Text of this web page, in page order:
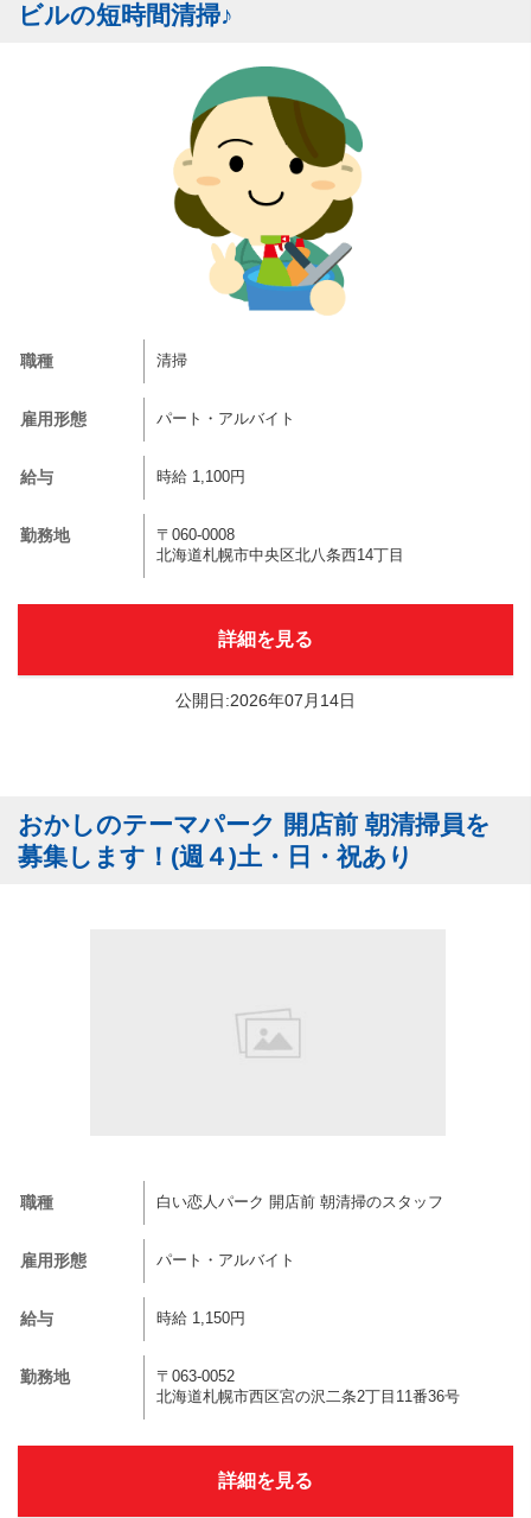
ビルの短時間清掃♪
職種 清掃
雇用形態 パート・アルバイト
給与 時給 1,100円
勤務地
〒060-0008
北海道札幌市中央区北八条西14丁目
詳細を見る
公開日:2026年07月14日
おかしのテーマパーク 開店前 朝清掃員を
募集します！(週４)土・日・祝あり
職種 白い恋人パーク 開店前 朝清掃のスタッフ
雇用形態 パート・アルバイト
給与 時給 1,150円
勤務地
〒063-0052
北海道札幌市西区宮の沢二条2丁目11番36号
詳細を見る